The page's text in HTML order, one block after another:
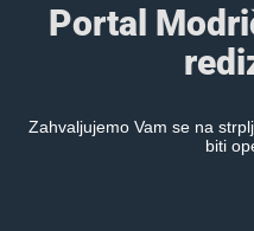
Portal
Zahvaljujemo Vam se na
biti